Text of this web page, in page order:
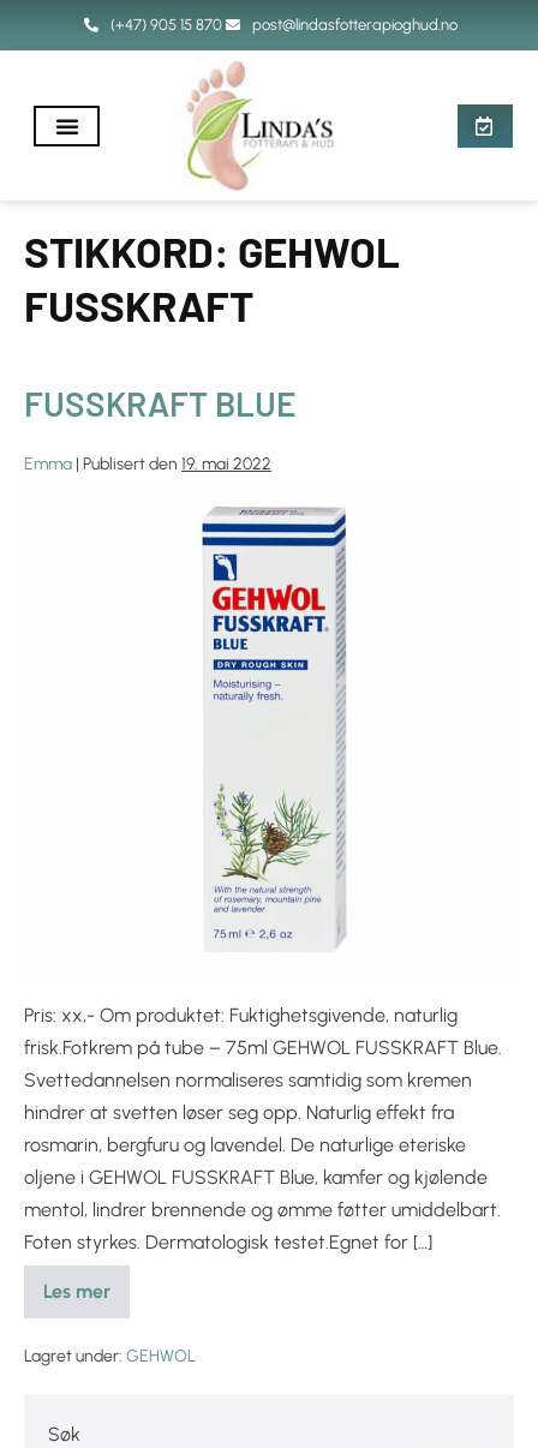
(+47) 905 15 870 post@lindasfotterapioghud.no
STIKKORD: GEHWOL
FUSSKRAFT
FUSSKRAFT BLUE
Emma | Publisert den 19. mai 2022
Pris: xx,- Om produktet: Fuktighetsgivende, naturlig
frisk.Fotkrem på tube – 75ml GEHWOL FUSSKRAFT Blue.
Svettedannelsen normaliseres samtidig som kremen
hindrer at svetten løser seg opp. Naturlig effekt fra
rosmarin, bergfuru og lavendel. De naturlige eteriske
oljene i GEHWOL FUSSKRAFT Blue, kamfer og kjølende
mentol, lindrer brennende og ømme føtter umiddelbart.
Foten styrkes. Dermatologisk testet.Egnet for […]
Les mer
Lagret under: GEHWOL
Søk